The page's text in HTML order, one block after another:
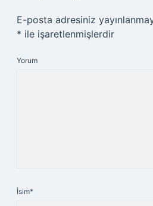
E-posta adresiniz
* ile işaretlenmişlerdir
Yorum
İsim*